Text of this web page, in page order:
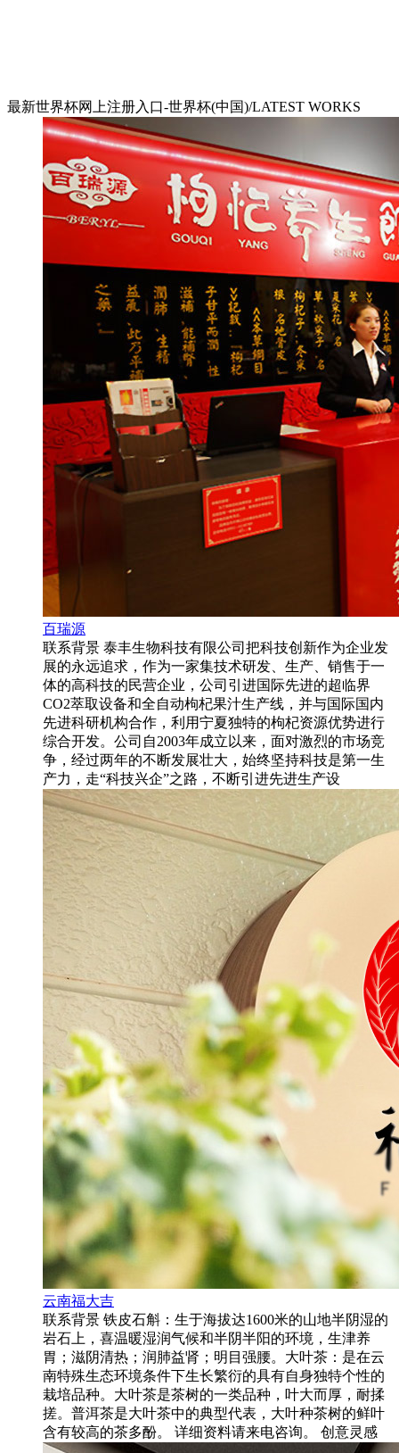
最新世界杯网上注册入口-世界杯(中国)/LATEST WORKS
百瑞源
联系背景 泰丰生物科技有限公司把科技创新作为企业发
展的永远追求，作为一家集技术研发、生产、销售于一
体的高科技的民营企业，公司引进国际先进的超临界
CO2萃取设备和全自动枸杞果汁生产线，并与国际国内
先进科研机构合作，利用宁夏独特的枸杞资源优势进行
综合开发。公司自2003年成立以来，面对激烈的市场竞
争，经过两年的不断发展壮大，始终坚持科技是第一生
产力，走“科技兴企”之路，不断引进先进生产设
云南福大吉
联系背景 铁皮石斛：生于海拔达1600米的山地半阴湿的
岩石上，喜温暖湿润气候和半阴半阳的环境，生津养
胃；滋阴清热；润肺益肾；明目强腰。大叶茶：是在云
南特殊生态环境条件下生长繁衍的具有自身独特个性的
栽培品种。大叶茶是茶树的一类品种，叶大而厚，耐揉
搓。普洱茶是大叶茶中的典型代表，大叶种茶树的鲜叶
含有较高的茶多酚。 详细资料请来电咨询。 创意灵感